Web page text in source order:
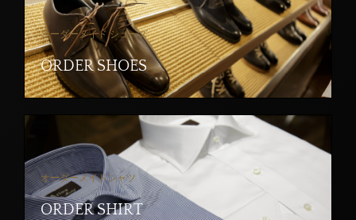
オーダーメイド シューズ
ORDER SHOES
オーダーメイドシャツ
ORDER SHIRT